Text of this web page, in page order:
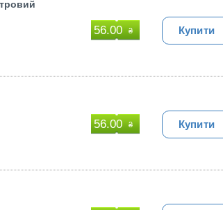
56.00 ₴ Купити
56.00 ₴ Купити